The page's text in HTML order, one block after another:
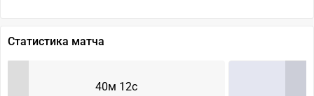
Статистика матча
40м 12с